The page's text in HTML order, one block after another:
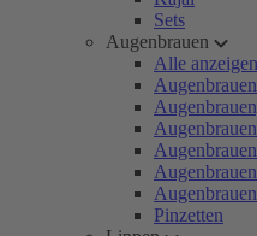
Sets
Augenbrauen
Alle anzeigen
Pinzetten